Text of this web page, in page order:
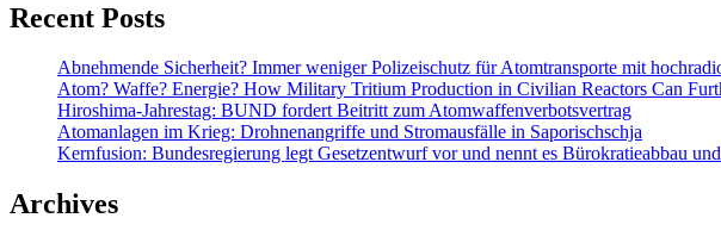
Recent Posts
Abnehmende Sicherheit? Immer weniger Polizeischutz für Atomtransporte mit
Atom? Waffe? Energie? How Military Tritium Production in Civilian Reactors Can
Hiroshima-Jahrestag: BUND fordert Beitritt zum Atomwaffenverbotsvertrag
Atomanlagen im Krieg: Drohnenangriffe und Stromausfälle in Saporischschja
Kernfusion: Bundesregierung legt Gesetzentwurf vor und nennt es Bürokratieabbau
Archives